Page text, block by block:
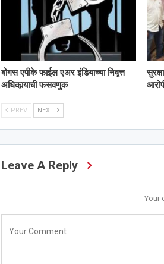
बोगस एपीके फाईल एअर इंडियाच्या निवृत्त
अधिकार्‍याची फसवणुक
PREV NEXT
Leave A Reply
Your